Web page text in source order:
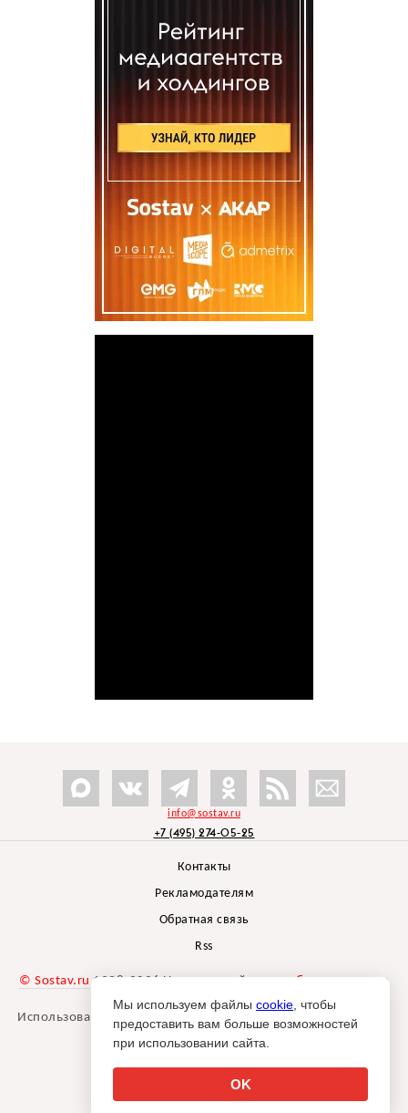
info@sostav.ru
+7 (495) 274-05-25
Контакты
Рекламодателям
Обратная связь
Rss
© Sostav.ru 1998-2026 Независимый проектбрендингового
агентства Depot
Использование материалов Sostav.ru допустимо только при
указании источника.
Мы используем файлы cookie , чтобы
предоставить вам больше возможностей
при использовании сайта.
OK